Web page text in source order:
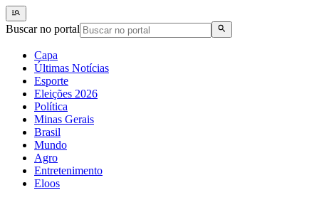
Buscar no portal
Capa
Últimas Notícias
Esporte
Eleições 2026
Política
Minas Gerais
Brasil
Mundo
Agro
Entretenimento
Eloos